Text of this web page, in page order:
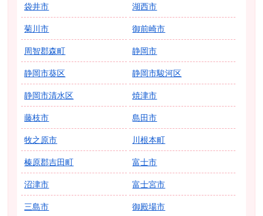
袋井市 湖西市
菊川市 御前崎市
周智郡森町 静岡市
静岡市葵区 静岡市駿河区
静岡市清水区 焼津市
藤枝市 島田市
牧之原市 川根本町
榛原郡吉田町 富士市
沼津市 富士宮市
三島市 御殿場市